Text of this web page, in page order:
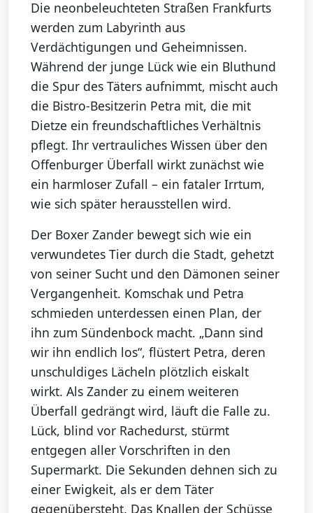
Die neonbeleuchteten Straßen Frankfurts
werden zum Labyrinth aus
Verdächtigungen und Geheimnissen.
Während der junge Lück wie ein Bluthund
die Spur des Täters aufnimmt, mischt auch
die Bistro-Besitzerin Petra mit, die mit
Dietze ein freundschaftliches Verhältnis
pflegt. Ihr vertrauliches Wissen über den
Offenburger Überfall wirkt zunächst wie
ein harmloser Zufall – ein fataler Irrtum,
wie sich später herausstellen wird.
Der Boxer Zander bewegt sich wie ein
verwundetes Tier durch die Stadt, gehetzt
von seiner Sucht und den Dämonen seiner
Vergangenheit. Komschak und Petra
schmieden unterdessen einen Plan, der
ihn zum Sündenbock macht. „Dann sind
wir ihn endlich los“, flüstert Petra, deren
unschuldiges Lächeln plötzlich eiskalt
wirkt. Als Zander zu einem weiteren
Überfall gedrängt wird, läuft die Falle zu.
Lück, blind vor Rachedurst, stürmt
entgegen aller Vorschriften in den
Supermarkt. Die Sekunden dehnen sich zu
einer Ewigkeit, als er dem Täter
gegenübersteht. Das Knallen der Schüsse